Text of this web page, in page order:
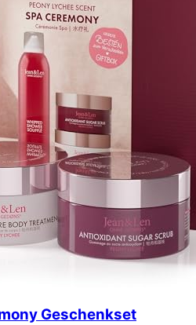
Geschenkset